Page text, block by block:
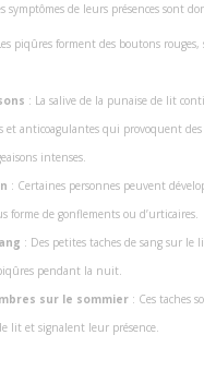
symptômes de leurs présences sont
piqûres forment des boutons
: La salive de la punaise de lit
et anticoagulantes qui provoquent des
intenses.
: Certaines personnes peuvent
forme de gonflements ou d’urticaires.
: Des petites taches de sang sur
pendant la nuit.
sur le sommier: Ces taches
lit et signalent leur présence.